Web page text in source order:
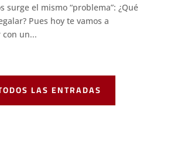
surge el mismo “problema”: ¿Qué
Pues hoy te vamos a
un...
LAS ENTRADAS